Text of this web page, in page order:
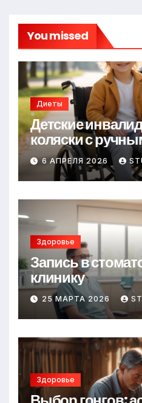
You missed
Диеты
Детские
коляски с
6 АПРЕЛЯ 2026
Здоровье
Запись в
клинику
25 МАРТА 2026
Здоровье